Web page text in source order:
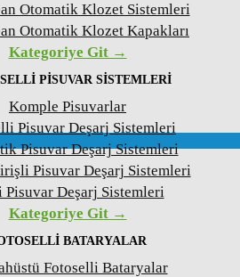
Otomatik Klozet Sistemleri
Otomatik Klozet Kapakları
Kategoriye Git →
PISUVAR SISTEMLERI
Komple Pisuvarlar
Pisuvar Deşarj Sistemleri
Pisuvar Deşarj Sistemleri
Pisuvar Deşarj Sistemleri
Pisuvar Deşarj Sistemleri
Kategoriye Git →
BATARYALAR
Fotoselli Bataryalar